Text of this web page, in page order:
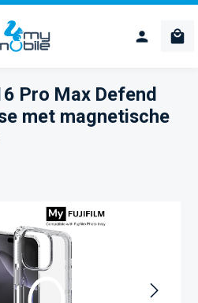
Pro Max Defend
met magnetische